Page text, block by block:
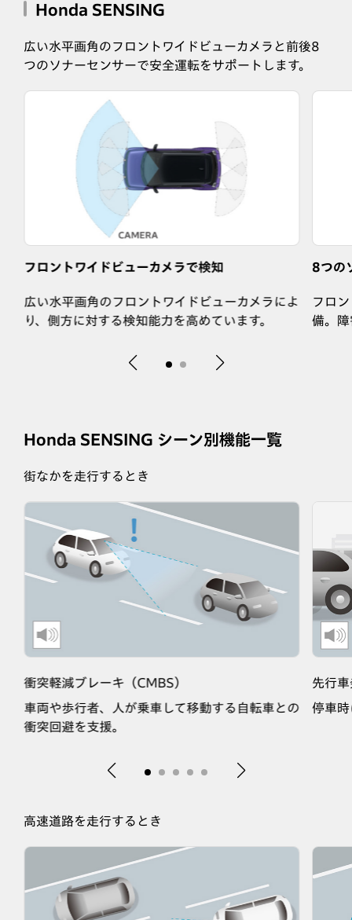
Honda SENSING
広い水平画角のフロントワイドビューカメラと前後8
つのソナーセンサーで安全運転をサポートします。
フロントワイドビューカメラで検知
広い水平画角のフロントワイドビューカメラによ
り、側方に対する検知能力を高めています。
8つの
フロ
備。
Honda SENSING シーン別機能一覧
街なかを走行するとき
衝突軽減ブレーキ（CMBS）
車両や歩行者、人が乗車して移動する自転車との
衝突回避を支援。
先行
停車
高速道路を走行するとき